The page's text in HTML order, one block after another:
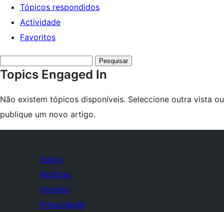
Tópicos respondidos
Actividade
Favoritos
topics:
Topics Engaged In
Não existem tópicos disponíveis. Seleccione outra vista ou
publique um novo artigo.
Sobre
Notícias
Hosting
Privacidade